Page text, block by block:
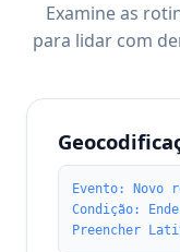
Examine as
para lidar com
Evento:
Condição:
Preencher